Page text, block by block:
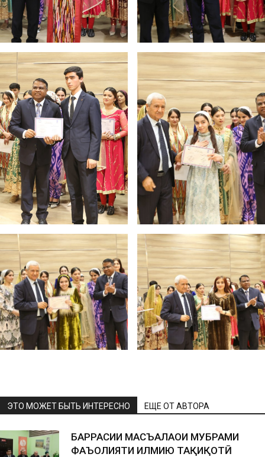
ЭТО МОЖЕТ БЫТЬ ИНТЕРЕСНО ЕЩЕ ОТ АВТОРА
БАРРАСИИ МАСЪАЛАҲОИ МУБРАМИ
ФАЪОЛИЯТИ ИЛМИЮ ТАҲҚИҚОТӢ